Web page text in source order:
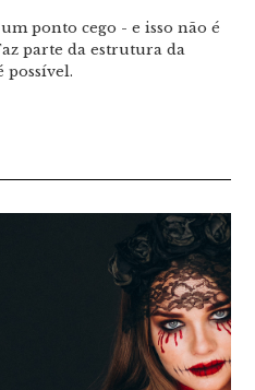
ponto cego - e isso não é
parte da estrutura da
possível.